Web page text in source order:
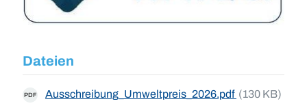
Dateien
PDF Ausschreibung_Umweltpreis_2026.pdf (130 KB)